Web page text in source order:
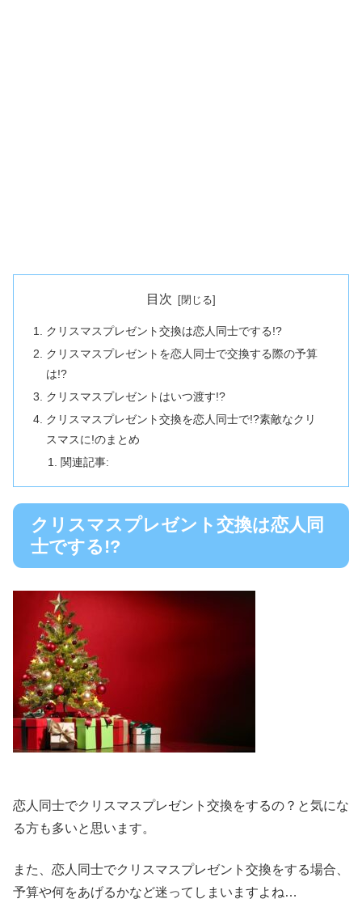
目次
クリスマスプレゼント交換は恋人同士でする!?
クリスマスプレゼントを恋人同士で交換する際の予算
は!?
クリスマスプレゼントはいつ渡す!?
クリスマスプレゼント交換を恋人同士で!?素敵なクリ
スマスに!のまとめ
関連記事:
クリスマスプレゼント交換は恋人同
士でする!?
恋人同士でクリスマスプレゼント交換をするの？と気にな
る方も多いと思います。
また、恋人同士でクリスマスプレゼント交換をする場合、
予算や何をあげるかなど迷ってしまいますよね…